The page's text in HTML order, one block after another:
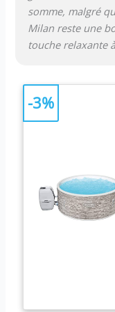
somme, malgré
Milan reste une
touche relaxante
-3%